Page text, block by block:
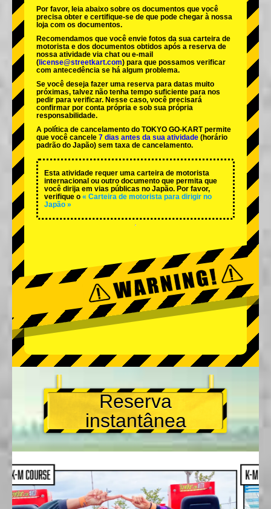
Por favor, leia abaixo sobre os documentos que você
precisa obter e certifique-se de que pode chegar à nossa
loja com os documentos.
Recomendamos que você envie fotos da sua carteira de
motorista e dos documentos obtidos após a reserva de
nossa atividade via chat ou e-mail
( license@streetkart.com) para que possamos verificar
com antecedência se há algum problema.
Se você deseja fazer uma reserva para datas muito
próximas, talvez não tenha tempo suficiente para nos
pedir para verificar. Nesse caso, você precisará
confirmar por conta própria e sob sua própria
responsabilidade.
A política de cancelamento do TOKYO GO-KART permite
que você cancele 7 dias antes da sua atividade (horário
padrão do Japão) sem taxa de cancelamento.
Esta atividade requer uma carteira de motorista
internacional ou outro documento que permita que
você dirija em vias públicas no Japão. Por favor,
verifique o « Carteira de motorista para dirigir no
Japão »
Reserva
instantânea